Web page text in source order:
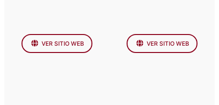
VER SITIO WEB VER SITIO WEB